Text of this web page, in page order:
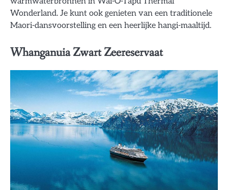
Wonderland. Je kunt ook genieten van een traditionele
Maori-dansvoorstelling en een heerlijke hangi-maaltijd.
Whanganuia Zwart Zeereservaat